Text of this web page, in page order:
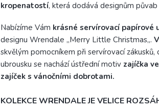
kropenatostí, která dodává designům
Nabízíme Vám krásné servírovací
designu Wrendale ,,Merry Little Christmas,,.
skvělým pomocníkem při servírovací
ubrousku se nachází ústřední motiv zajíčka
zajíček s vánočními dobrotami.
KOLEKCE WRENDALE JE VELICE